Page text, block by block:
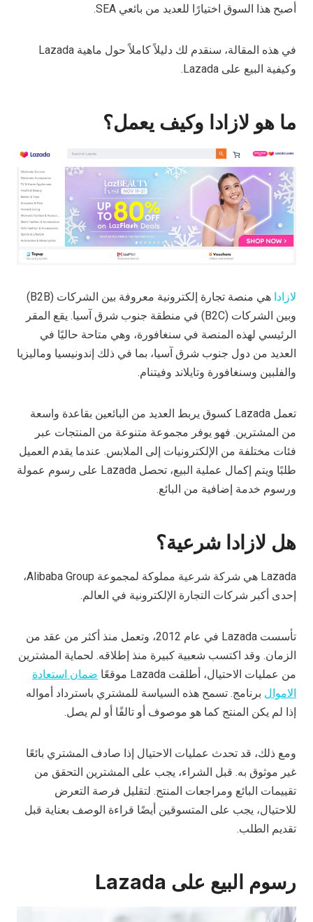
أصبح هذا السوق اختيارًا للعديد من بائعي SEA.
في هذه المقالة، سنقدم لك دليلاً كاملاً حول ماهية Lazada
وكيفية البيع على Lazada.
ما هو لازادا وكيف يعمل؟
لازادا
هي منصة تجارة إلكترونية معروفة بين الشركات (B2B)
وبين الشركات (B2C) في منطقة جنوب شرق آسيا. يقع المقر
الرئيسي لهذه المنصة في سنغافورة، وهي متاحة حاليًا في
العديد من دول جنوب شرق آسيا، بما في ذلك إندونيسيا وماليزيا
والفلبين وسنغافورة وتايلاند وفيتنام.
تعمل Lazada كسوق يربط العديد من البائعين بقاعدة واسعة
من المشترين. فهو يوفر مجموعة متنوعة من المنتجات عبر
فئات مختلفة من الإلكترونيات إلى الملابس. عندما يقدم العميل
طلبًا ويتم إكمال عملية البيع، تحصل Lazada على رسوم عمولة
ورسوم خدمة إضافية من البائع.
هل لازادا شرعية؟
Lazada هي شركة شرعية مملوكة لمجموعة Alibaba Group،
إحدى أكبر شركات التجارة الإلكترونية في العالم.
تأسست Lazada في عام 2012، وتعمل منذ أكثر من عقد من
الزمان. وقد اكتسب شعبية كبيرة منذ إطلاقه. لحماية المشترين
من عمليات الاحتيال، أطلقت Lazada موقعًا
ضمان استعادة
الاموال برنامج. تسمح هذه السياسة للمشتري باسترداد أمواله
إذا لم يكن المنتج كما هو موصوف أو تالفًا أو لم يصل.
ومع ذلك، قد تحدث عمليات الاحتيال إذا صادف المشتري بائعًا
غير موثوق به. قبل الشراء، يجب على المشترين التحقق من
تقييمات البائع ومراجعات المنتج. لتقليل فرصة التعرض
للاحتيال، يجب على المتسوقين أيضًا قراءة الوصف بعناية قبل
تقديم الطلب.
رسوم البيع على Lazada